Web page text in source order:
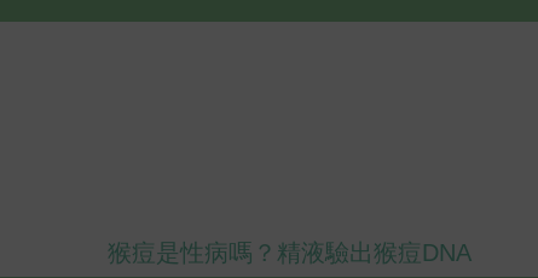
猴痘是性病嗎？精液驗出猴痘DNA